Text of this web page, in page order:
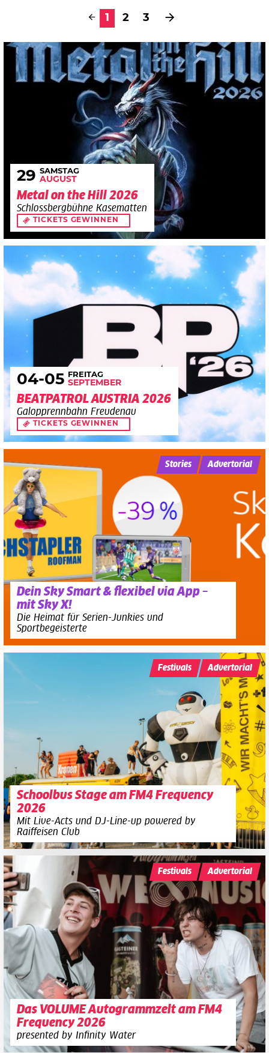
1 2 3
29 SAMSTAG
AUGUST
Metal on the Hill 2026
Schlossbergbühne Kasematten
TICKETS GEWINNEN
04-05 FREITAG
SEPTEMBER
BEATPATROL AUSTRIA 2026
Galopprennbahn Freudenau
TICKETS GEWINNEN
Dein Sky Smart & flexibel via App –
mit Sky X!
Die Heimat für Serien-Junkies und
Sportbegeisterte
Stories Advertorial
Schoolbus Stage am FM4 Frequency
2026
Mit Live-Acts und DJ-Line-up powered by
Raiffeisen Club
Festivals Advertorial
Das VOLUME Autogrammzelt am FM4
Frequency 2026
presented by Infinity Water
Festivals Advertorial